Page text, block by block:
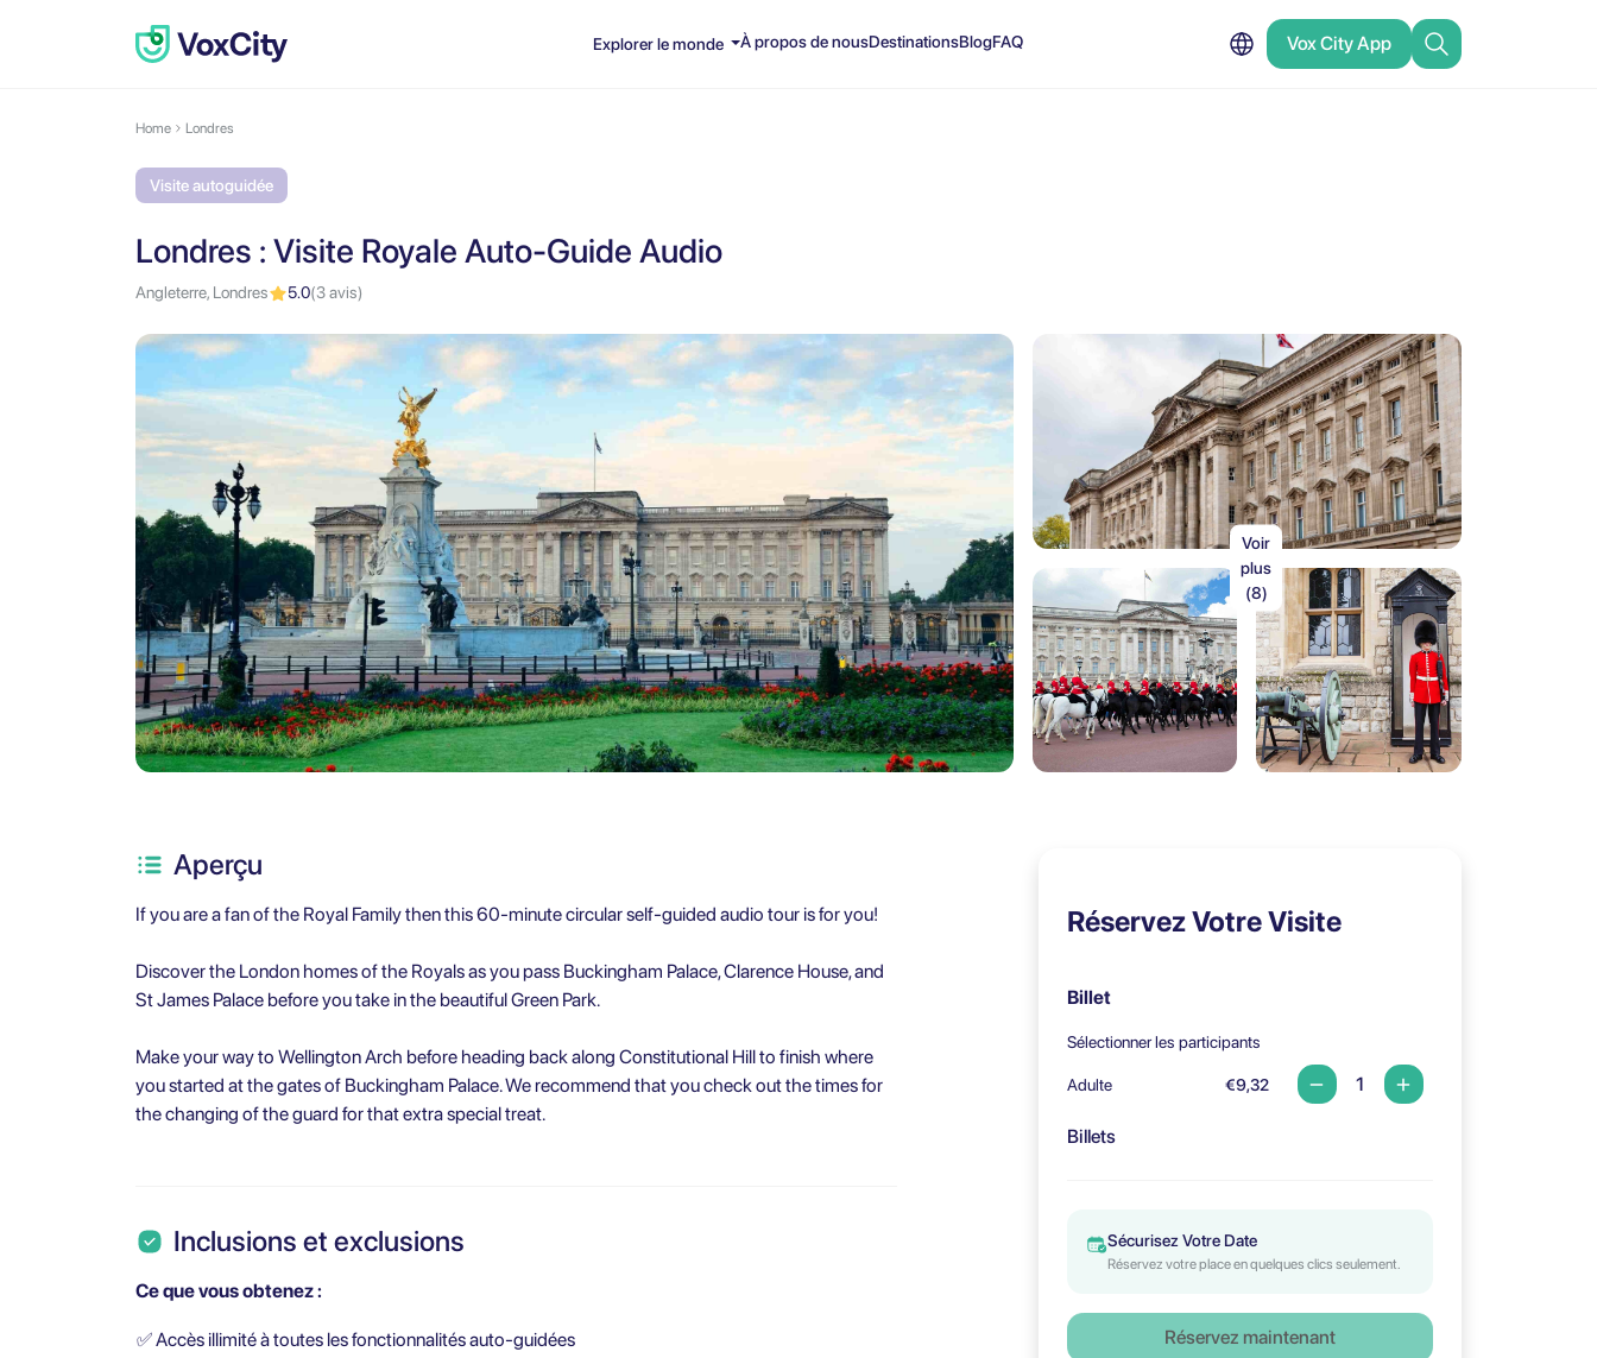
Explorer le monde À propos de nousDestinationsBlogFAQ Vox City App
Home Londres
Visite autoguidée
Londres : Visite Royale Auto-Guide Audio
Angleterre, Londres 5.0(3 avis)
Voir
plus
(8)
Réservez Votre Visite
Billet
Sélectionner les participants
Adulte €9,32
Billets
Sécurisez Votre Date
Réservez votre place en quelques clics seulement.
Réservez maintenant
Aperçu
If you are a fan of the Royal Family then this 60-minute circular self-guided audio tour is for you!
Discover the London homes of the Royals as you pass Buckingham Palace, Clarence House, and
St James Palace before you take in the beautiful Green Park.
Make your way to Wellington Arch before heading back along Constitutional Hill to finish where
you started at the gates of Buckingham Palace. We recommend that you check out the times for
the changing of the guard for that extra special treat.
Inclusions et exclusions
Ce que vous obtenez :
✅Accès illimité à toutes les fonctionnalités auto-guidées